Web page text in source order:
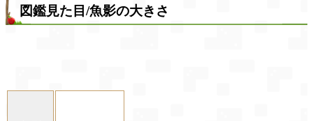
図鑑見た目/魚影の大きさ